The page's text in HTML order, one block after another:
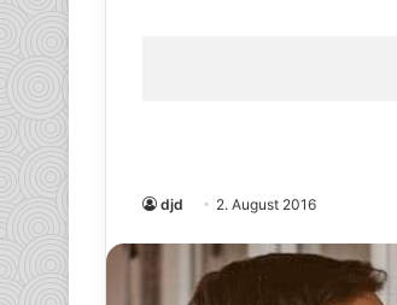
djd 2. August 2016